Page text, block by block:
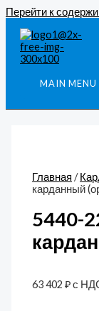
Перейти к
MAIN MENU
Главная /
карданный
5440-
63 402₽с